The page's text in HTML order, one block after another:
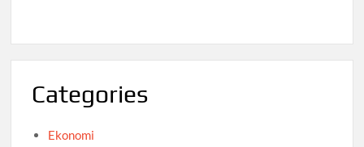
Categories
Ekonomi